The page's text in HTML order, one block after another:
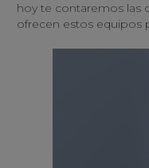
hoy te contaremos las
ofrecen estos equipos